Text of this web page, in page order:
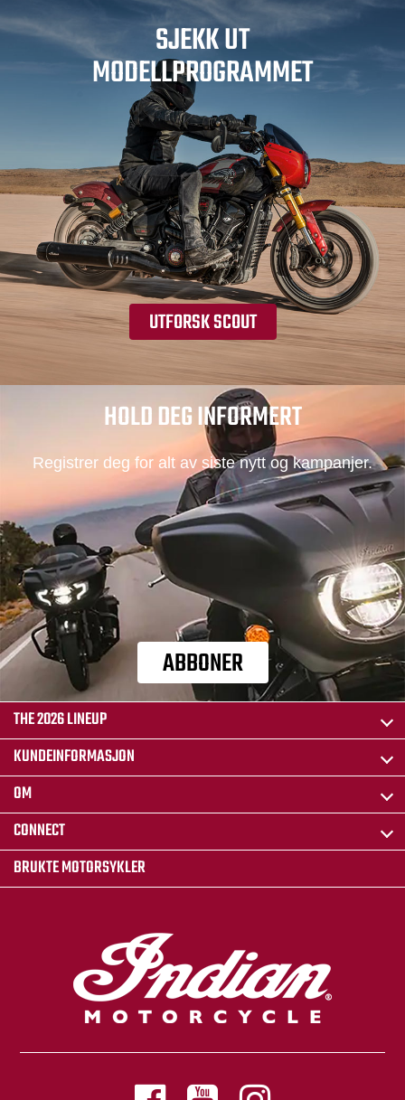
SJEKK UT
MODELLPROGRAMMET
UTFORSK SCOUT
HOLD DEG INFORMERT
Registrer deg for alt av siste nytt og kampanjer.
ABBONER
THE 2026 LINEUP
KUNDEINFORMASJON
OM
CONNECT
BRUKTE MOTORSYKLER